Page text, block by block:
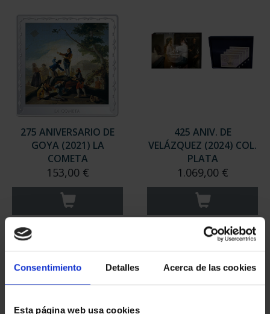
Consentimiento Detalles Acerca de las cookies
Esta página web usa cookies
275 ANIVERSARIO DE
GOYA (2021) LA
COMETA
153,00 €
425 ANIV. DE
VELÁZQUEZ (2024) COL.
PLATA
1.069,00 €